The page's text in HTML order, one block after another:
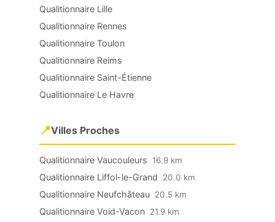
Qualitionnaire Lille
Qualitionnaire Rennes
Qualitionnaire Toulon
Qualitionnaire Reims
Qualitionnaire Saint-Étienne
Qualitionnaire Le Havre
📍Villes Proches
Qualitionnaire Vaucouleurs 16.9 km
Qualitionnaire Liffol-le-Grand 20.0 km
Qualitionnaire Neufchâteau 20.5 km
Qualitionnaire Void-Vacon 21.9 km